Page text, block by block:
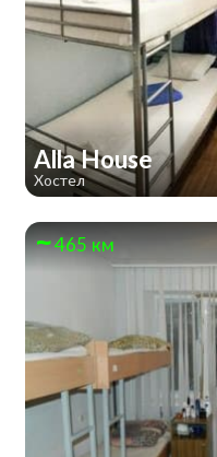
Alla House
Хостел
465 км